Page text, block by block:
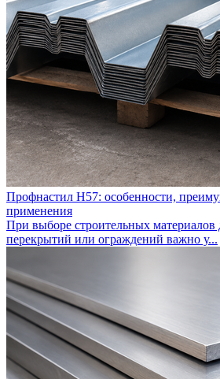
Профнастил Н57: особенности,
применения
При выборе строительных материалов
перекрытий или ограждений важно у...